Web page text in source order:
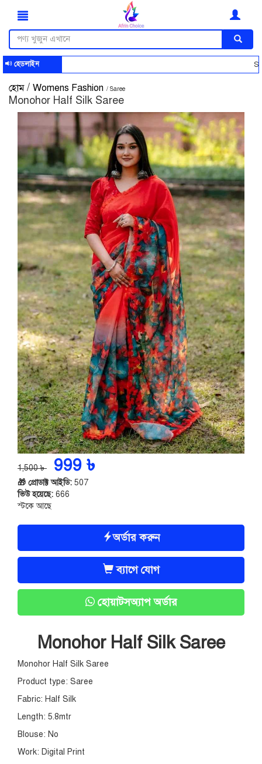
হেডলাইন Smart
হোম / Womens Fashion / Saree
Monohor Half Silk Saree
1,500 ৳ 999 ৳
🎁 প্রোডাক্ট আইডি: 507
ভিউ হয়েছে: 666
স্টকে আছে
অর্ডার করুন
ব্যাগে যোগ
হোয়াটসঅ্যাপ অর্ডার
Monohor Half Silk Saree
Monohor Half Silk Saree
Product type: Saree
Fabric: Half Silk
Length: 5.8mtr
Blouse: No
Work: Digital Print